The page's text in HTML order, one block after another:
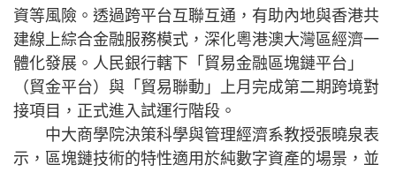
資等風險。透過跨平台互聯互通，有助內地與香港共
建線上綜合金融服務模式，深化粵港澳大灣區經濟一
體化發展。人民銀行轄下「貿易金融區塊鏈平台」
（貿金平台）與「貿易聯動」上月完成第二期跨境對
接項目，正式進入試運行階段。
中大商學院決策科學與管理經濟系教授張曉泉表
示，區塊鏈技術的特性適用於純數字資產的場景，並